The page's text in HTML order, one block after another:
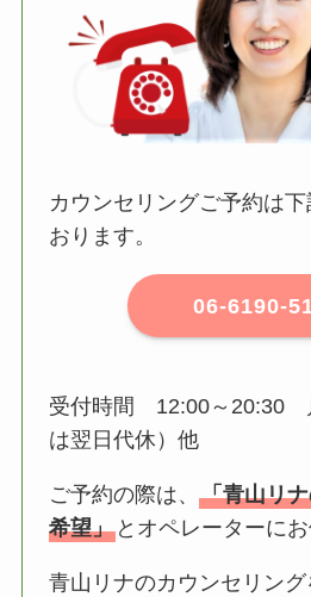
カウンセリングご予約は
おります。
06-6190-
受付時間 12:00～20:30
は翌日代休）他
ご予約の際は、「青山リ
希望」 とオペレーターに
青山リナのカウンセリン